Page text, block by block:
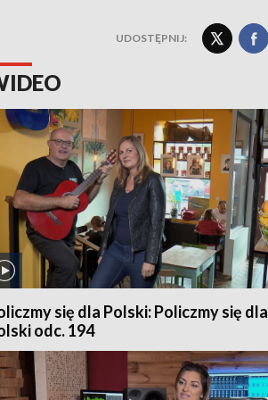
UDOSTĘPNIJ:
się dla Polski: Policzmy się dla
odc. 194